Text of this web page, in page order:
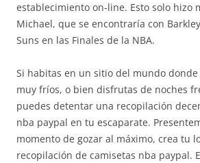
establecimiento on-line. Esto solo hizo
Michael, que se encontraría con
Suns en las Finales de la NBA.
Si habitas en un sitio del mundo
muy fríos, o bien disfrutas de noches
puedes detentar una recopilación
nba paypal en tu escaparate.
momento de gozar al máximo, crea tu
recopilación de camisetas nba paypal.